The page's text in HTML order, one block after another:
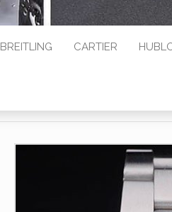
BREITLING CARTIER